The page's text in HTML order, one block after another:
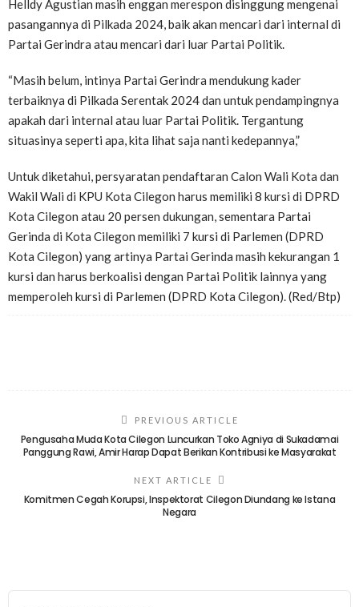
Helldy Agustian masih enggan merespon disinggung mengenai
pasangannya di Pilkada 2024, baik akan mencari dari internal di
Partai Gerindra atau mencari dari luar Partai Politik.
“Masih belum, intinya Partai Gerindra mendukung kader
terbaiknya di Pilkada Serentak 2024 dan untuk pendampingnya
apakah dari internal atau luar Partai Politik. Tergantung
situasinya seperti apa, kita lihat saja nanti kedepannya,”
Untuk diketahui, persyaratan pendaftaran Calon Wali Kota dan
Wakil Wali di KPU Kota Cilegon harus memiliki 8 kursi di DPRD
Kota Cilegon atau 20 persen dukungan, sementara Partai
Gerinda di Kota Cilegon memiliki 7 kursi di Parlemen (DPRD
Kota Cilegon) yang artinya Partai Gerinda masih kekurangan 1
kursi dan harus berkoalisi dengan Partai Politik lainnya yang
memperoleh kursi di Parlemen (DPRD Kota Cilegon). (Red/Btp)
PREVIOUS ARTICLE
Pengusaha Muda Kota Cilegon Luncurkan Toko Agniya di Sukadamai
Panggung Rawi, Amir Harap Dapat Berikan Kontribusi ke Masyarakat
NEXT ARTICLE
Komitmen Cegah Korupsi, Inspektorat Cilegon Diundang ke Istana
Negara